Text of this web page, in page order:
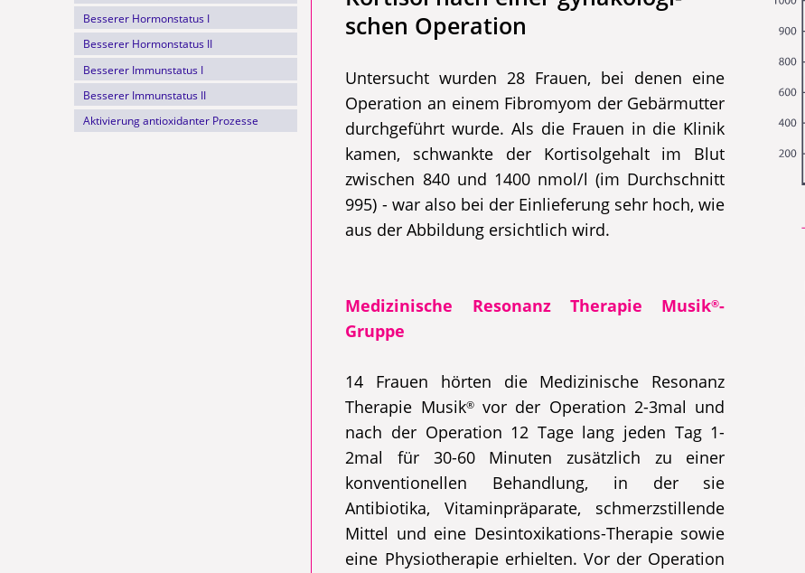
Besserer Hormonstatus I
Besserer Hormonstatus II
Besserer Immunstatus I
Besserer Immunstatus II
Aktivierung antioxidanter Prozesse
schen Operation
Untersucht wurden 28 Frauen, bei denen eine
Operation an einem Fibromyom der Gebärmutter
durchgeführt wurde. Als die Frauen in die Klinik
kamen, schwankte der Kortisolgehalt im Blut
zwischen 840 und 1400 nmol/l (im Durchschnitt
995) - war also bei der Einlieferung sehr hoch, wie
aus der Abbildung ersichtlich wird.
Medizinische Resonanz Therapie Musik®-
Gruppe
14 Frauen hörten die Medizinische Resonanz
Therapie Musik®vor der Operation 2-3mal und
nach der Operation 12 Tage lang jeden Tag 1-
2mal für 30-60 Minuten zusätzlich zu einer
konventionellen Behandlung, in der sie
Antibiotika, Vitaminpräparate, schmerzstillende
Mittel und eine Desintoxikations-Therapie sowie
eine Physiotherapie erhielten. Vor der Operation